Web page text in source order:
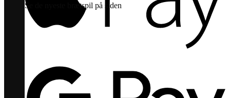
Se de nyeste brætspil på siden